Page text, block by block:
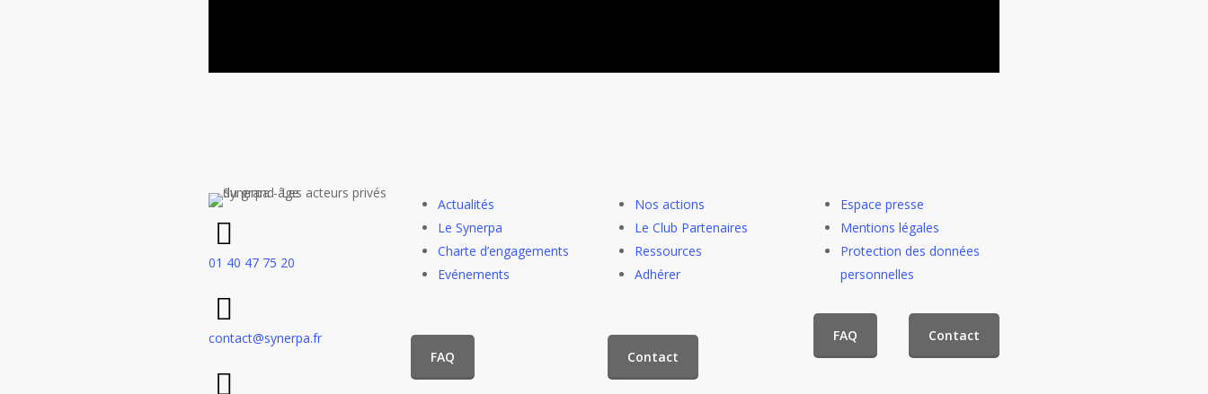
01 40 47 75 20
contact@synerpa.fr
Actualités
Le Synerpa
Charte d’engagements
Evénements
Nos actions
Le Club Partenaires
Ressources
Adhérer
FAQ Contact
Espace presse
Mentions légales
Protection des données
personnelles
FAQ Contact